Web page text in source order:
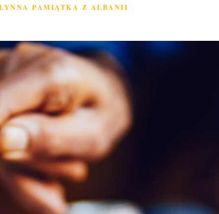
PAMIĄTKA Z ALBANII